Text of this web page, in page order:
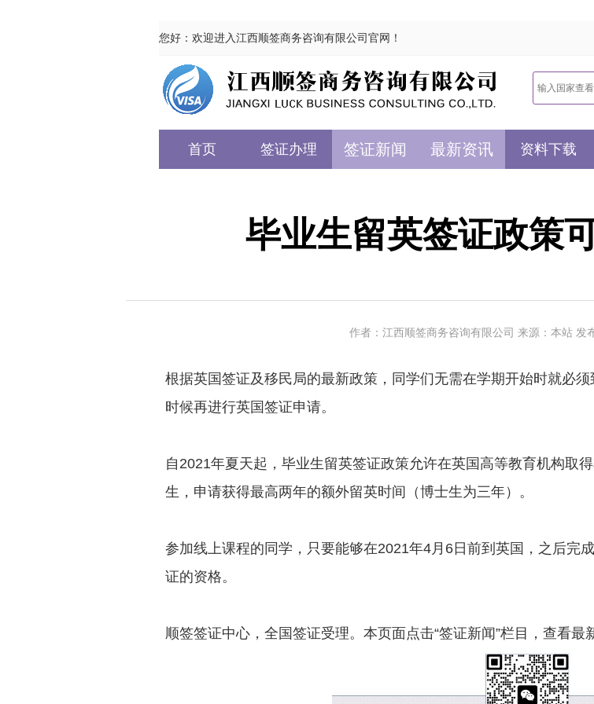
您好：欢迎进入江西顺签商务咨询有限公司官网！
首页 签证办理 签证新闻 最新资讯 资料下载
毕业生留英签证政策
作者：江西顺签商务咨询有限公司 来源：本站 发
根据英国签证及移民局的最新政策，同学们无需在学期开始时就必
时候再进行英国签证申请。
自2021年夏天起，毕业生留英签证政策允许在英国高等教育机构取
生，申请获得最高两年的额外留英时间（博士生为三年）。
参加线上课程的同学，只要能够在2021年4月6日前到英国，之后完
证的资格。
顺签签证中心，全国签证受理。本页面点击“签证新闻”栏目，查看最